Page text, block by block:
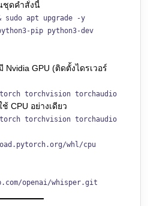
ชุดคำสั่งนี้
sudo apt upgrade -y
pip python3-dev
Nvidia GPU (ติดตั้งไดรเวอร์
torchvision torchaudio
CPU อย่างเดียว
torchvision torchaudio
whl/cpu
openai/whisper.git